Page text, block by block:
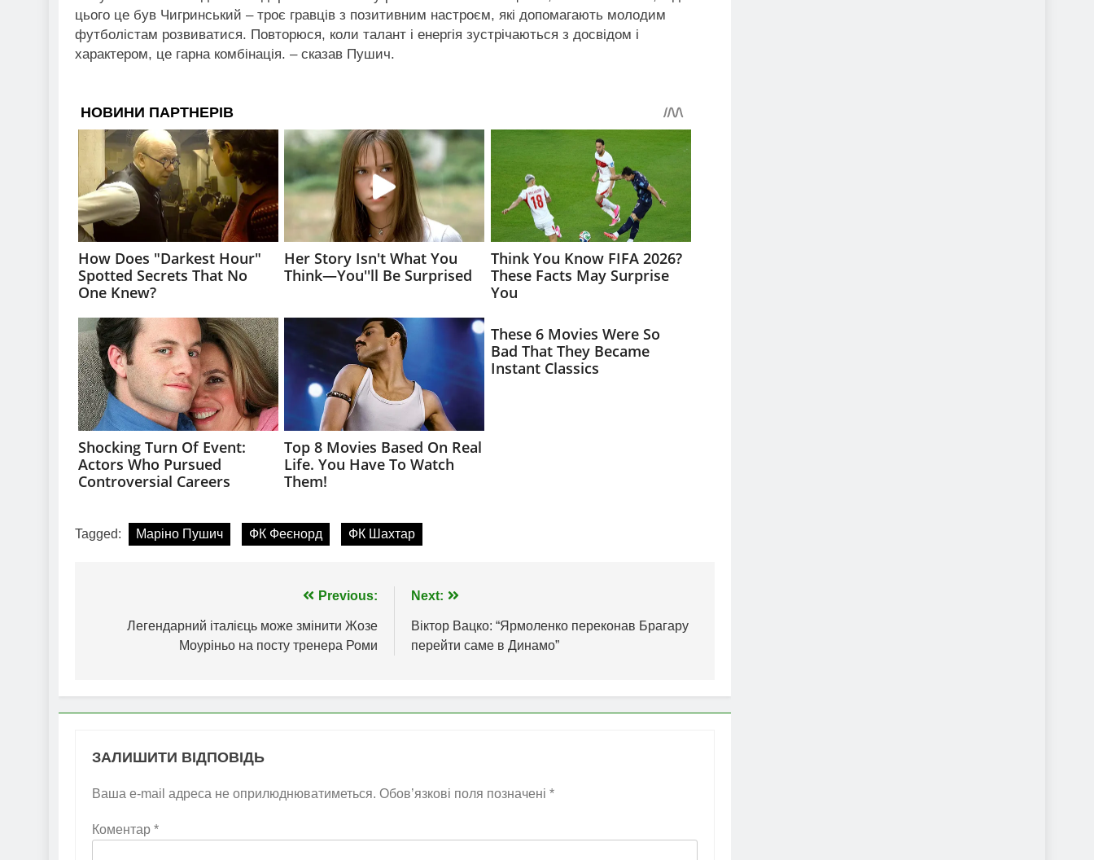
цього це був Чигринський – троє гравців з позитивним настроєм, які допомагають молодим
футболістам розвиватися. Повторюся, коли талант і енергія зустрічаються з досвідом і
характером, це гарна комбінація. – сказав Пушич.
Tagged: Маріно Пушич ФК Феєнорд ФК Шахтар
записів
Previous:
Легендарний італієць може змінити Жозе
Моуріньо на посту тренера Роми
Next:
Віктор Вацко: “Ярмоленко переконав Брагару
перейти саме в Динамо”
ЗАЛИШИТИ ВІДПОВІДЬ
Ваша e-mail адреса не оприлюднюватиметься. Обов’язкові поля позначені *
Коментар *